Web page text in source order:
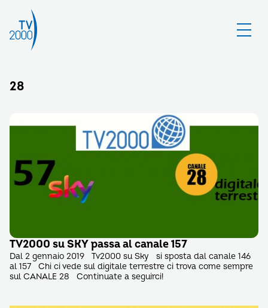
28
TV2000 su SKY passa al canale 157
Dal 2 gennaio 2019 Tv2000 su Sky si sposta dal canale 146
al 157 Chi ci vede sul digitale terrestre ci trova come sempre
sul CANALE 28 Continuate a seguirci!